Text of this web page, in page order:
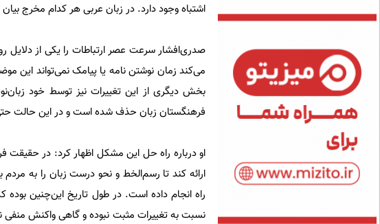
اشتباه وجود دارد. در زبان عربی هر کدام مخرج
صدری‌افشار سرعت عصر ارتباطات را یکی از دلایل
می‌کند زمان نوشتن نامه یا پیامک نمی‌تواند این
بخش دیگری از این تغییرات نیز توسط خود
فرهنگستان زبان حذف شده است و در این حالت
او درباره‌ راه حل این مشکل اظهار کرد: در حقیقت
ارائه کند تا رسم‌الخط و نحو درست زبان را به
راه انجام داده است. در طول تاریخ این‌چنین
نسبت به تغییرات مثبت نبوده و گاهی واکنش